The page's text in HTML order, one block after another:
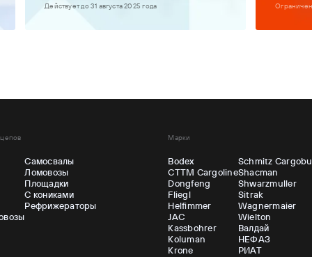
Действует до 31 августа 2025 года
Самосвалы
Ломовозы
Площадки
С кониками
Рефрижераторы
Марки
Bodex
CTTM Cargoline
Dongfeng
Fliegl
Helfimmer
JAC
Kassbohrer
Koluman
Krone
Schmitz
Shacman
Shwarzmuller
Sitrak
Wagnermaier
Wielton
Валдай
НЕФАЗ
РИАТ